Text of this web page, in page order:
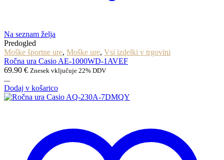
Na seznam želja
Predogled
Moške športne ure, Moške ure, Vsi izdelki v trgovini
Ročna ura Casio AE-1000WD-1AVEF
69.90 € Znesek vključuje 22% DDV
...
Dodaj v košarico